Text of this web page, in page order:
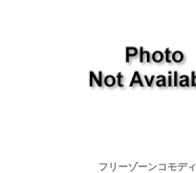
フリーゾーンコモデ